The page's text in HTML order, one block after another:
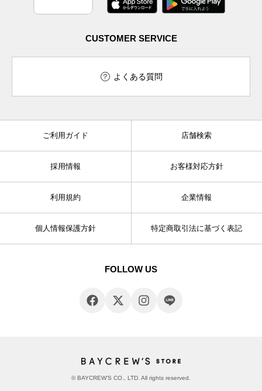
CUSTOMER SERVICE
よくある質問
ご利用ガイド 店舗検索
採用情報 お客様対応方針
利用規約 企業情報
個人情報保護方針 特定商取引法に基づく表記
FOLLOW US
© BAYCREW’S CO., LTD. All rights reserved.